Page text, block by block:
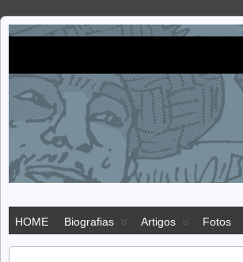
japonesa
HOME Biografias Artigos Fotos